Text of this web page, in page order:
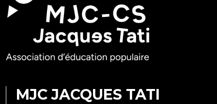
MJC JACQUES TATI